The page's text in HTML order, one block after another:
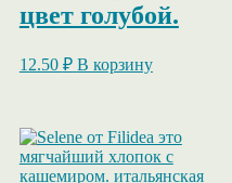
цвет голубой.
12.50 ₽ В корзину